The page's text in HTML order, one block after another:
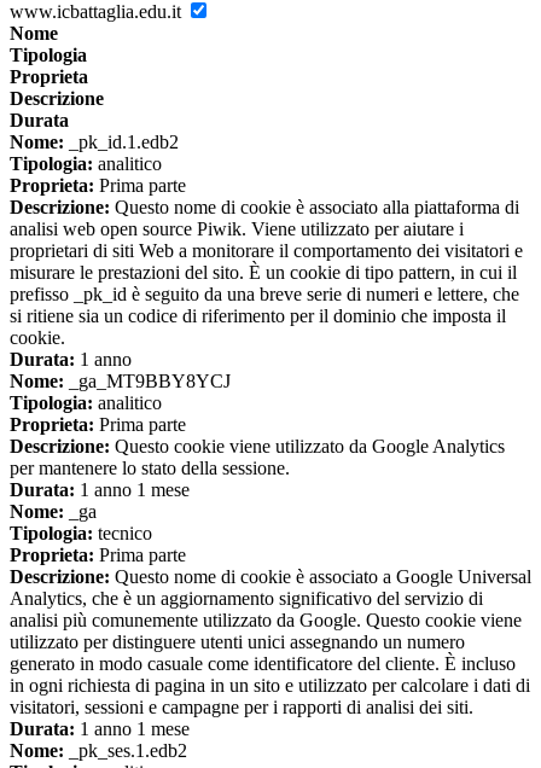
www.icbattaglia.edu.it
Nome
Tipologia
Proprieta
Descrizione
Durata
Nome: _pk_id.1.edb2
Tipologia: analitico
Proprieta: Prima parte
Descrizione: Questo nome di cookie è associato alla piattaforma di
analisi web open source Piwik. Viene utilizzato per aiutare i
proprietari di siti Web a monitorare il comportamento dei visitatori e
misurare le prestazioni del sito. È un cookie di tipo pattern, in cui il
prefisso _pk_id è seguito da una breve serie di numeri e lettere, che
si ritiene sia un codice di riferimento per il dominio che imposta il
cookie.
Durata: 1 anno
Nome: _ga_MT9BBY8YCJ
Tipologia: analitico
Proprieta: Prima parte
Descrizione: Questo cookie viene utilizzato da Google Analytics
per mantenere lo stato della sessione.
Durata: 1 anno 1 mese
Nome: _ga
Tipologia: tecnico
Proprieta: Prima parte
Descrizione: Questo nome di cookie è associato a Google Universal
Analytics, che è un aggiornamento significativo del servizio di
analisi più comunemente utilizzato da Google. Questo cookie viene
utilizzato per distinguere utenti unici assegnando un numero
generato in modo casuale come identificatore del cliente. È incluso
in ogni richiesta di pagina in un sito e utilizzato per calcolare i dati di
visitatori, sessioni e campagne per i rapporti di analisi dei siti.
Durata: 1 anno 1 mese
Nome: _pk_ses.1.edb2